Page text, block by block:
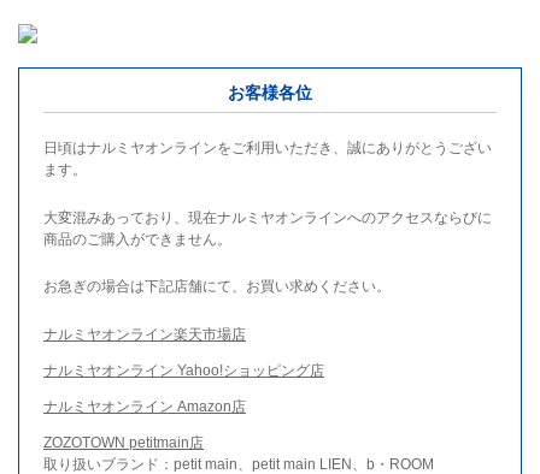
お客様各位
日頃はナルミヤオンラインをご利用いただき、誠にありがとうござい
ます。
大変混みあっており、現在ナルミヤオンラインへのアクセスならびに
商品のご購入ができません。
お急ぎの場合は下記店舗にて、お買い求めください。
ナルミヤオンライン楽天市場店
ナルミヤオンライン Yahoo!ショッピング店
ナルミヤオンライン Amazon店
ZOZOTOWN petitmain店
取り扱いブランド：petit main、petit main LIEN、b・ROOM